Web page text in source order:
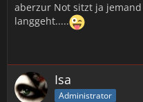
aberzur Not sitzt ja
langgeht.....
Isa
Administrator